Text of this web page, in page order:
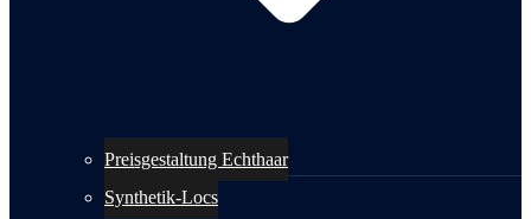
Preisgestaltung Echthaar
Synthetik-Locs